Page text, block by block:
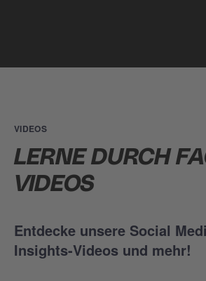
VIDEOS
LERNE DURCH
VIDEOS
Entdecke unsere Social
Insights-Videos und mehr!